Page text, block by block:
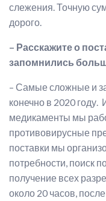
слежения. Точную
дорого.
– Расскажите о
запомнились
– Самые сложные и
конечно в 2020
медикаменты мы
противовирусные
поставки мы
потребности, поиск
получение всех
около 20 часов,